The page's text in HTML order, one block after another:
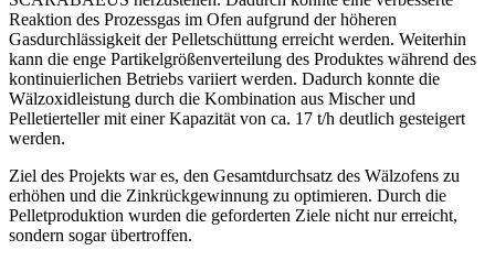
Reaktion des Prozessgas im Ofen aufgrund der höheren
Gasdurchlässigkeit der Pelletschüttung erreicht werden. Weiterhin
kann die enge Partikelgrößenverteilung des Produktes während des
kontinuierlichen Betriebs variiert werden. Dadurch konnte die
Wälzoxidleistung durch die Kombination aus Mischer und
Pelletierteller mit einer Kapazität von ca. 17 t/h deutlich gesteigert
werden.
Ziel des Projekts war es, den Gesamtdurchsatz des Wälzofens zu
erhöhen und die Zinkrückgewinnung zu optimieren. Durch die
Pelletproduktion wurden die geforderten Ziele nicht nur erreicht,
sondern sogar übertroffen.